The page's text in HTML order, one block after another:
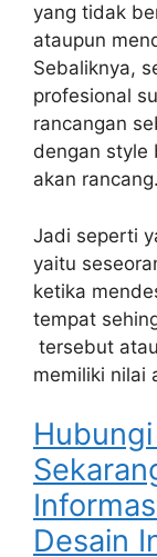
yang tidak
ataupun
Sebaliknya,
profesional
rancangan
dengan style
akan rancang.
Jadi seperti
yaitu
ketika
tempat
tersebut
memiliki nilai
Desain